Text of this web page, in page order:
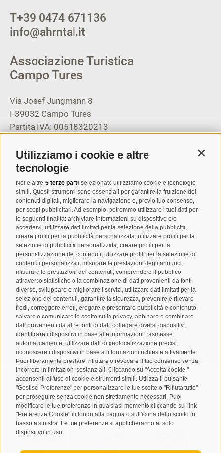
Utilizziamo i cookie e altre
tecnologie
Noi e altre 5 terze parti selezionate utilizziamo cookie e tecnologie
simili. Questi strumenti sono essenziali per garantire la fruizione dei
contenuti digitali, migliorare la navigazione e, previo tuo consenso,
per scopi pubblicitari. Ad esempio, potremmo utilizzare i tuoi dati per
le seguenti finalità: archiviare informazioni su dispositivo e/o
accedervi, utilizzare dati limitati per la selezione della pubblicità,
creare profili per la pubblicità personalizzata, utilizzare profili per la
selezione di pubblicità personalizzata, creare profili per la
personalizzazione dei contenuti, utilizzare profili per la selezione di
contenuti personalizzati, misurare le prestazioni degli annunci,
misurare le prestazioni dei contenuti, comprendere il pubblico
attraverso statistiche o la combinazione di dati provenienti da fonti
diverse, sviluppare e migliorare i servizi, utilizzare dati limitati per la
selezione dei contenuti, garantire la sicurezza, prevenire e rilevare
frodi, correggere errori, erogare e presentare pubblicità e contenuto,
salvare e comunicare le scelte sulla privacy, abbinare e combinare
dati provenienti da altre fonti di dati, collegare diversi dispositivi,
identificare i dispositivi in base alle informazioni trasmesse
automaticamente, utilizzare dati di geolocalizzazione precisi,
riconoscere i dispositivi in base a informazioni richieste attivamente.
Puoi liberamente prestare, rifiutare o revocare il tuo consenso senza
incorrere in limitazioni sostanziali. Cliccando su "Accetta cookie,"
acconsenti all'uso di cookie e strumenti simili. Utilizza il pulsante
"Gestisci Preferenze" per personalizzare le tue scelte o "Rifiuta tutto"
per proseguire senza cookie non strettamente necessari. Puoi
modificare le tue preferenze in qualsiasi momento cliccando sul link
"Preferenze Cookie" in fondo alla pagina o sull'icona dello scudo in
basso a sinistra. Le tue preferenze si applicheranno al solo
dispositivo in uso.
T+39 0474 671136
info@ahrntal.it
Associazione Turistica
Campo Tures
Via Josef Jungmann 8
I-39032 Campo Tures
Partita IVA: 00518320213
T+39 0474 678076
info@taufers.com
Registrazione Newsletter
Letto e compreso laprivacy policy, autorizzo il Titolare al
trattamento dei dati personali
ABBONARSI
Mappa del sito • Credits • Cookie Policy • Privacy •
Preferenze Cookies • created with passion by